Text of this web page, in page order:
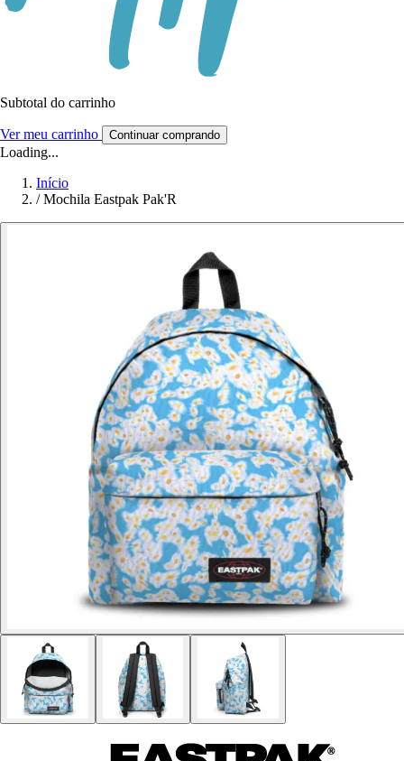
Subtotal do carrinho
Ver meu carrinho Continuar comprando
Loading...
Início
/ Mochila Eastpak Pak'R